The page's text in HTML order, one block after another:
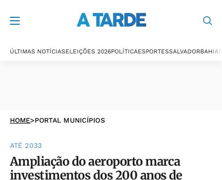
ÚLTIMAS NOTÍCIASELEIÇÕES 2026POLÍTICAESPORTESSALVADORBAHIA
HOME>PORTAL MUNICÍPIOS
ATÉ 2033
Ampliação do aeroporto marca
investimentos dos 200 anos de